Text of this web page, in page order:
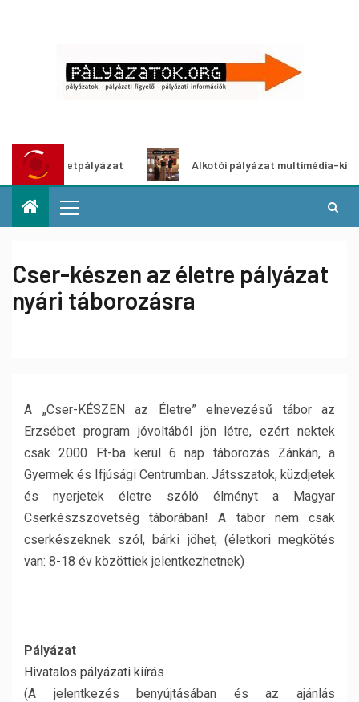
ötletpályázat Alkotói pályázat multimédia-kiállításhoz
Cser-készen az életre pályázat
nyári táborozásra
A „Cser-KÉSZEN az Életre” elnevezésű tábor az
Erzsébet program jóvoltából jön létre, ezért nektek
csak 2000 Ft-ba kerül 6 nap táborozás Zánkán, a
Gyermek és Ifjúsági Centrumban. Játsszatok, küzdjetek
és nyerjetek életre szóló élményt a Magyar
Cserkészszövetség táborában! A tábor nem csak
cserkészeknek szól, bárki jöhet, (életkori megkötés
van: 8-18 év közöttiek jelentkezhetnek)
Pályázat
Hivatalos pályázati kiírás
(A jelentkezés benyújtásában és az ajánlás